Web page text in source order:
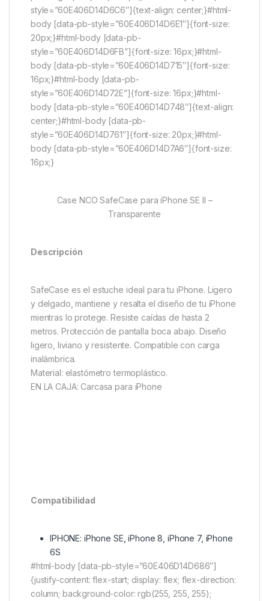
style=”60E406D14D6C6″]{text-align: center;}#html-
body [data-pb-style=”60E406D14D6E1″]{font-size:
20px;}#html-body [data-pb-
style=”60E406D14D6FB”]{font-size: 16px;}#html-
body [data-pb-style=”60E406D14D715″]{font-size:
16px;}#html-body [data-pb-
style=”60E406D14D72E”]{font-size: 16px;}#html-
body [data-pb-style=”60E406D14D748″]{text-align:
center;}#html-body [data-pb-
style=”60E406D14D761″]{font-size: 20px;}#html-
body [data-pb-style=”60E406D14D7A6″]{font-size:
16px;}
Case NCO SafeCase para iPhone SE II –
Transparente
Descripción
SafeCase es el estuche ideal para tu iPhone. Ligero
y delgado, mantiene y resalta el diseño de tu iPhone
mientras lo protege. Resiste caídas de hasta 2
metros. Protección de pantalla boca abajo. Diseño
ligero, liviano y resistente. Compatible con carga
inalámbrica.
Material: elastómetro termoplástico.
EN LA CAJA: Carcasa para iPhone
Compatibilidad
IPHONE: iPhone SE, iPhone 8, iPhone 7, iPhone
6S
#html-body [data-pb-style=”60E406D14D686″]
{justify-content: flex-start; display: flex; flex-direction:
column; background-color: rgb(255, 255, 255);